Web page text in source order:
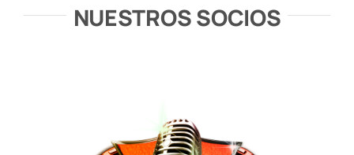
NUESTROS SOCIOS